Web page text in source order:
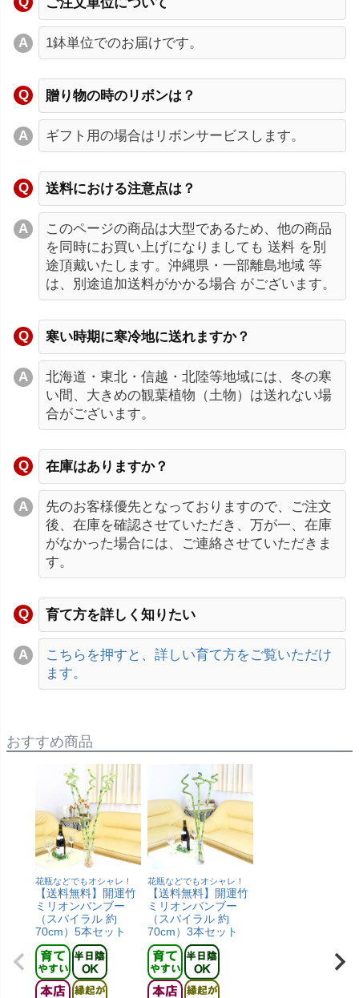
1鉢単位でのお届けです。
贈り物の時のリボンは？
ギフト用の場合はリボンサービスします。
送料における注意点は？
このページの商品は大型であるため、他の商品
を同時にお買い上げになりましても 送料 を別
途頂戴いたします。沖縄県・一部離島地域 等
は、別途追加送料がかかる場合 がございます。
寒い時期に寒冷地に送れますか？
北海道・東北・信越・北陸等地域には、冬の寒
い間、大きめの観葉植物（土物）は送れない場
合がございます。
在庫はありますか？
先のお客様優先となっておりますので、ご注文
後、在庫を確認させていただき、万が一、在庫
がなかった場合には、ご連絡させていただきま
す。
育て方を詳しく知りたい
こちらを押すと、詳しい育て方をご覧いただけ
ます。
おすすめ商品
花瓶などでもオシャレ！
【送料無料】開運竹
ミリオンバンブー
（スパイラル 約
70cm）5本セット
花瓶などでもオシャレ！
【送料無料】開運竹
ミリオンバンブー
（スパイラル 約
70cm）3本セット